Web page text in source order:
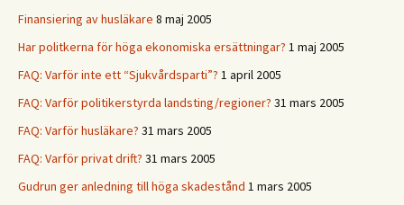
Finansiering av husläkare 8 maj 2005
Har politkerna för höga ekonomiska ersättningar? 1 maj 2005
FAQ: Varför inte ett “Sjukvårdsparti”? 1 april 2005
FAQ: Varför politikerstyrda landsting/regioner? 31 mars 2005
FAQ: Varför husläkare? 31 mars 2005
FAQ: Varför privat drift? 31 mars 2005
Gudrun ger anledning till höga skadestånd 1 mars 2005